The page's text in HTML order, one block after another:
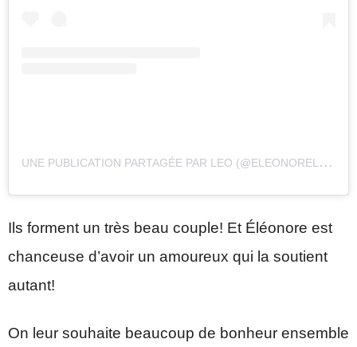
U
NE PUBLICATION PARTAGÉE PAR LEO (@ELEONORELAGACE)
Ils forment un très beau couple! Et Éléonore est
chanceuse d’avoir un amoureux qui la soutient
autant!
On leur souhaite beaucoup de bonheur ensemble